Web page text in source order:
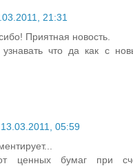
21:31
Приятная новость.
узнавать что да как с
13.03.2011, 05:59
ценных бумаг при